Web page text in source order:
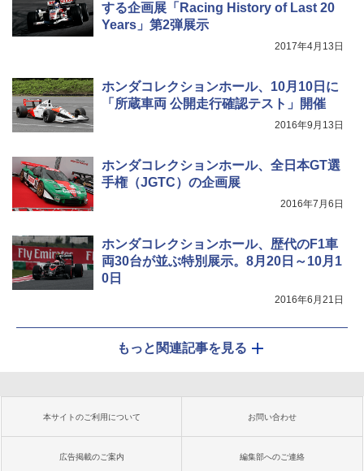
する企画展「Racing History of Last 20
Years」第2弾展示
2017年4月13日
ホンダコレクションホール、10月10日に
「所蔵車両 公開走行確認テスト」開催
2016年9月13日
ホンダコレクションホール、全日本GT選
手権（JGTC）の企画展
2016年7月6日
ホンダコレクションホール、歴代のF1車
両30台が並ぶ特別展示。8月20日～10月1
0日
2016年6月21日
もっと関連記事を見る
本サイトのご利用について お問い合わせ
広告掲載のご案内 編集部へのご連絡